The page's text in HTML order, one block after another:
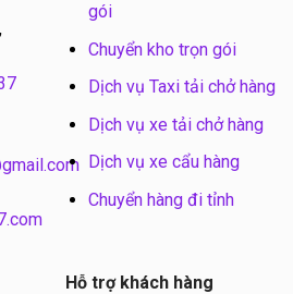
gói
Chuyển kho trọn gói
Dịch vụ Taxi tải chở hàng
Dịch vụ xe tải chở hàng
Dịch vụ xe cẩu hàng
Chuyển hàng đi tỉnh
Hỗ trợ khách hàng